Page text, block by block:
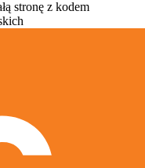
stronę z kodem